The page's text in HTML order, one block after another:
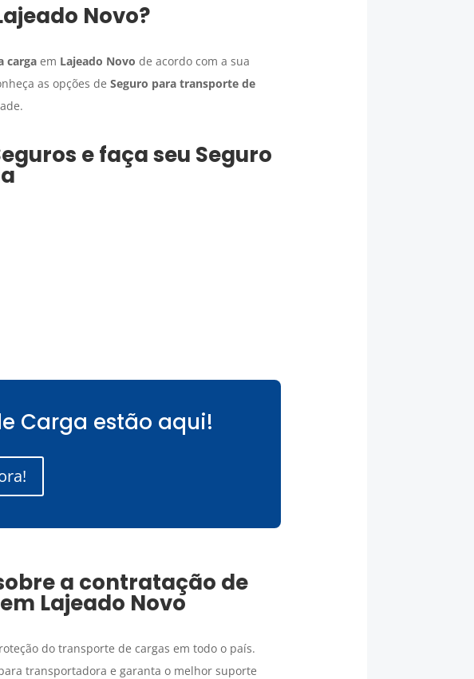
Novo?
cargaem Lajeado Novo de acordo com a sua
as opções de Seguro para transporte de
e faça seu Seguro
Carga estão aqui!
a contratação de
em Lajeado Novo
do transporte de cargas em todo o país.
transportadora e garanta o melhor suporte